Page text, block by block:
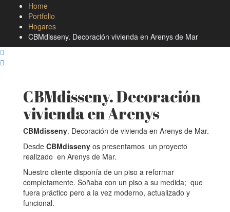
Home
Portfolio
Hogares
CBMdisseny. Decoración vivienda en Arenys de Mar
CBMdisseny. Decoración
vivienda en Arenys
CBMdisseny. Decoración de vivienda en Arenys de Mar.
Desde CBMdisseny os presentamos un proyecto
realizado en Arenys de Mar.
Nuestro cliente disponía de un piso a reformar
completamente. Soñaba con un piso a su medida; que
fuera práctico pero a la vez moderno, actualizado y
funcional.